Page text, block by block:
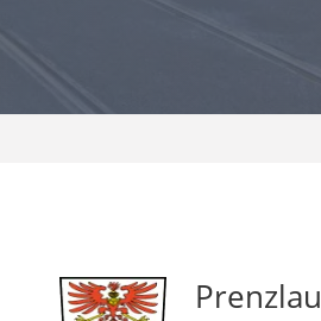
Prenzlau